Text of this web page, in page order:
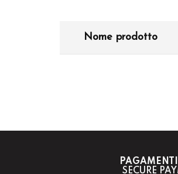
Nome prodotto
PAGAMENTI
SECURE